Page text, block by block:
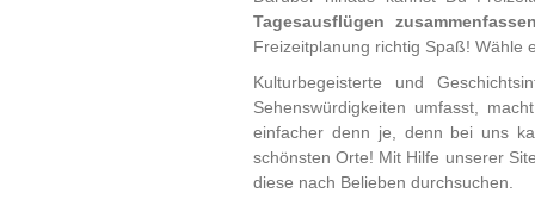
Tagesausflügen
Freizeitplanung richtig Spaß! Wähle
Kulturbegeisterte und
Sehenswürdigkeiten umfasst,
einfacher denn je, denn bei uns
schönsten Orte! Mit Hilfe unserer
diese nach Belieben durchsuchen.